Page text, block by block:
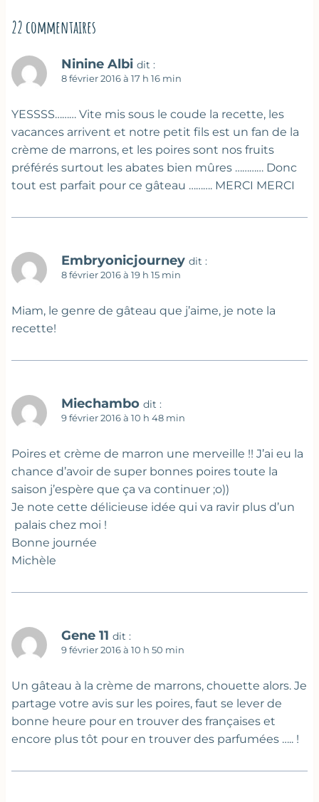
22 commentaires
Ninine Albi dit :
8 février 2016 à 17 h 16 min
YESSSS……… Vite mis sous le coude la recette, les
vacances arrivent et notre petit fils est un fan de la
crème de marrons, et les poires sont nos fruits
préférés surtout les abates bien mûres ………… Donc
tout est parfait pour ce gâteau ………. MERCI MERCI
Embryonicjourney dit :
8 février 2016 à 19 h 15 min
Miam, le genre de gâteau que j’aime, je note la
recette!
Miechambo dit :
9 février 2016 à 10 h 48 min
Poires et crème de marron une merveille !! J’ai eu la
chance d’avoir de super bonnes poires toute la
saison j’espère que ça va continuer ;o))
Je note cette délicieuse idée qui va ravir plus d’un
palais chez moi !
Bonne journée
Michèle
Gene 11 dit :
9 février 2016 à 10 h 50 min
Un gâteau à la crème de marrons, chouette alors. Je
partage votre avis sur les poires, faut se lever de
bonne heure pour en trouver des françaises et
encore plus tôt pour en trouver des parfumées ….. !